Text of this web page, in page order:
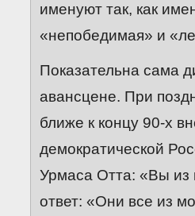
именуют так, как
«непобедимая» и
Показательна сама
авансцене. При
ближе к концу 90-х
демократической
Урмаса Отта: «Вы из
ответ: «Они все из